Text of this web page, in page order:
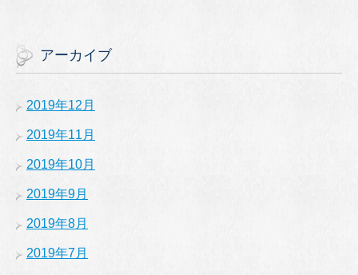
アーカイブ
2019年12月
2019年11月
2019年10月
2019年9月
2019年8月
2019年7月